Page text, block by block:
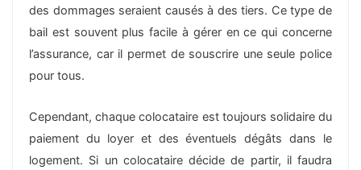
des dommages seraient causés à des tiers. Ce type de
bail est souvent plus facile à gérer en ce qui concerne
l’assurance, car il permet de souscrire une seule police
pour tous.
Cependant, chaque colocataire est toujours solidaire du
paiement du loyer et des éventuels dégâts dans le
logement. Si un colocataire décide de partir, il faudra